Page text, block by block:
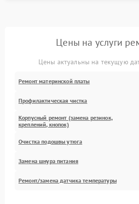
Цены на услуги
Цены актуальны на текущую
Ремонт материнской платы
Профилактическая чистка
Корпусный ремонт (замена резинок,
креплений, кнопок)
Очистка подошвы утюга
Замена шнура питания
Ремонт/замена датчика температуры